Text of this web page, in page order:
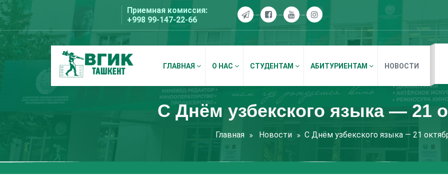
Перейти
к
содержимому
Приемная комиссия:
+998 99-147-22-66
ВГИК Ташкент
ГЛАВНАЯ О НАС СТУДЕНТАМ АБИТУРИЕНТАМ НОВОСТИ
С Днём узбекского языка — 21
Главная Новости С Днём узбекского языка — 21